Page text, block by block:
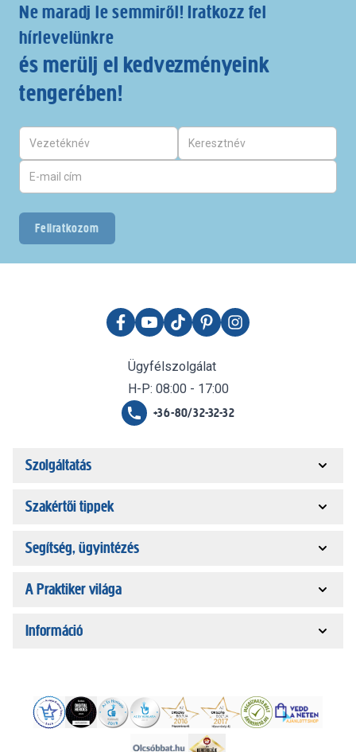
Ne maradj le semmiről! Iratkozz fel
hírlevelünkre
és merülj el kedvezményeink
tengerében!
Feliratkozom
Ügyfélszolgálat
H-P: 08:00 - 17:00
+36-80/32-32-32
Szolgáltatás
Szakértői tippek
Segítség, ügyintézés
A Praktiker világa
Információ